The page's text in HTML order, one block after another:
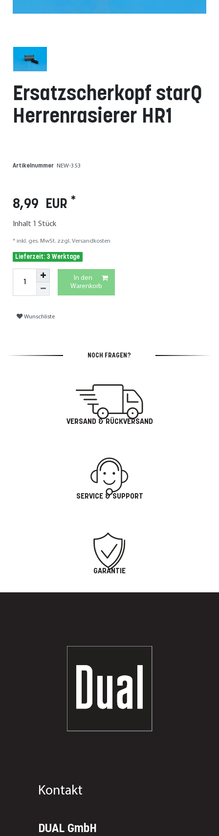
Ersatzscherkopf starQ
Herrenrasierer HR1
ArtikelnummerNEW-353
8,99 EUR *
Inhalt 1Stück
* inkl. ges. MwSt. zzgl. Versandkosten
Lieferzeit: 3 Werktage
In den
Warenkorb
Wunschliste
NOCH FRAGEN?
VERSAND & RÜCKVERSAND
SERVICE & SUPPORT
GARANTIE
Kontakt
DUAL GmbH